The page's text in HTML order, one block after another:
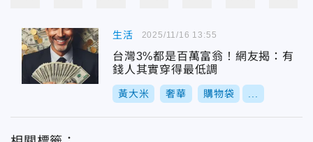
生活
台灣3%都是百萬富翁！網友揭：有
錢人其實穿得最低調
黃大米 奢華 購物袋
2025/11/16 13:55